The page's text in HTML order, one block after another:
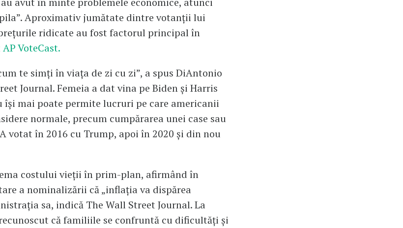
Aproximativ jumătate dintre votanții lui
ridicate au fost factorul principal în
AP VoteCast.
te simți în viața de zi cu zi”, a spus DiAntonio
Journal. Femeia a dat vina pe Biden și Harris
mai poate permite lucruri pe care americanii
normale, precum cumpărarea unei case sau
votat în 2016 cu Trump, apoi în 2020 și din nou
costului vieții în prim-plan, afirmând în
a nominalizării că „inflația va dispărea
sa, indică The Wall Street Journal. La
că familiile se confruntă cu dificultăți și